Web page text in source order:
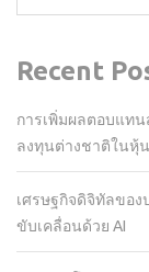
Recent
การเพิ่มผลตอบแท
ลงทุนต่างชาติในหุ้
เศรษฐกิจดิจิทัลของ
ขับเคลื่อนด้วย AI